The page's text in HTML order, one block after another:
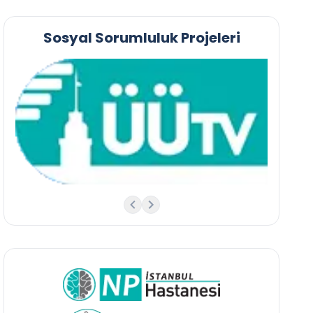
Sosyal Sorumluluk Projeleri